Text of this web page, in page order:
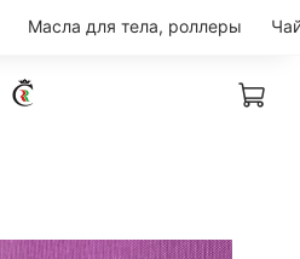
Масла для тела, роллеры